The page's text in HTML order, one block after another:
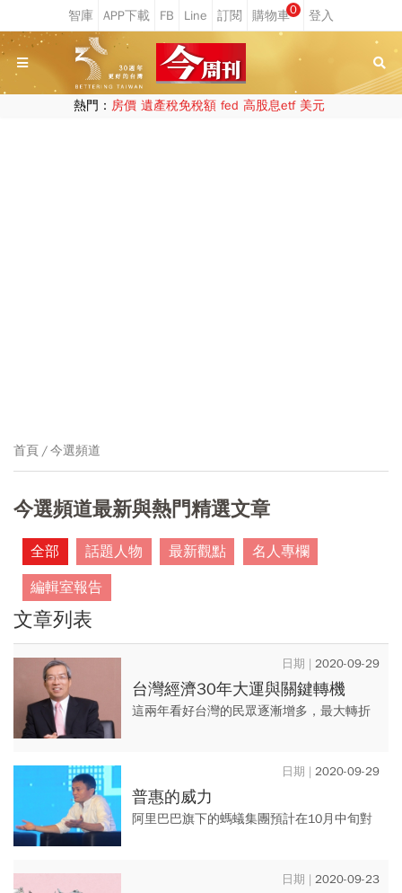
0
熱門： 房價 遺產稅免稅額 fed 高股息etf 美元
首頁 今選頻道
今選頻道最新與熱門精選文章
全部 話題人物 最新觀點
名人專欄
編輯室報告
文章列表
2020-09-29
台灣經濟30年大運與關鍵轉機
這兩年看好台灣的民眾逐漸增多，最大轉折
台商回流正是台灣經濟轉折的...
2020-09-29
普惠的威力
阿里巴巴旗下的螞蟻集團預計在10月中旬對
2020-09-23